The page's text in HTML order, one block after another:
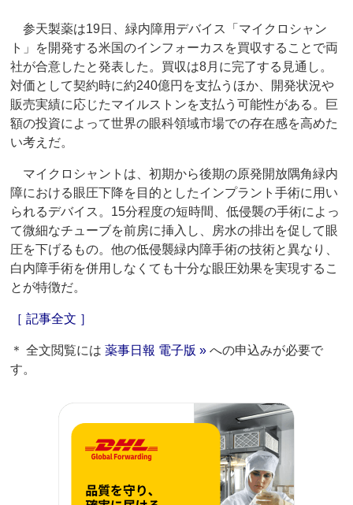
参天製薬は19日、緑内障用デバイス「マイクロシャン
ト」を開発する米国のインフォーカスを買収することで両
社が合意したと発表した。買収は8月に完了する見通し。
対価として契約時に約240億円を支払うほか、開発状況や
販売実績に応じたマイルストンを支払う可能性がある。巨
額の投資によって世界の眼科領域市場での存在感を高めた
い考えだ。
マイクロシャントは、初期から後期の原発開放隅角緑内
障における眼圧下降を目的としたインプラント手術に用い
られるデバイス。15分程度の短時間、低侵襲の手術によっ
て微細なチューブを前房に挿入し、房水の排出を促して眼
圧を下げるもの。他の低侵襲緑内障手術の技術と異なり、
白内障手術を併用しなくても十分な眼圧効果を実現するこ
とが特徴だ。
［ 記事全文 ］
＊ 全文閲覧には薬事日報 電子版 » への申込みが必要で
す。